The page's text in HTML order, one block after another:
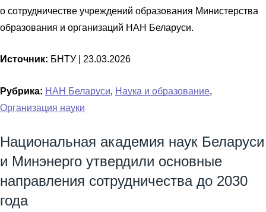
о сотрудничестве учреждений образования Министерства
образования и организаций НАН Беларуси.
Источник: БНТУ | 23.03.2026
Рубрика: НАН Беларуси, Наука и образование,
Организация науки
Национальная академия наук Беларуси
и Минэнерго утвердили основные
направления сотрудничества до 2030
года